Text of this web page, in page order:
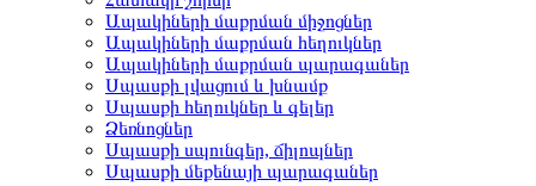
Ապակիների մաքրման միջոցներ
Ապակիների մաքրման հեղուկներ
Ապակիների մաքրման պարագաներ
Սպասքի լվացում և խնամք
Սպասքի հեղուկներ և գելեր
Ձեռնոցներ
Սպասքի սպունգեր, ճիլոպներ
Սպասքի մեքենայի պարագաներ